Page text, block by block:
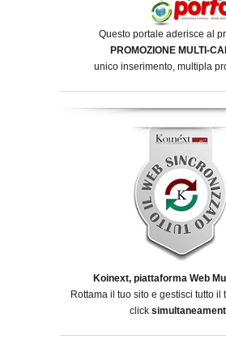
Questo portale aderisce al
PROMOZIONE MULTI-
unico inserimento, multipla
Koinext, piattaforma Web
Rottama il tuo sito e gestisci tutto il
click